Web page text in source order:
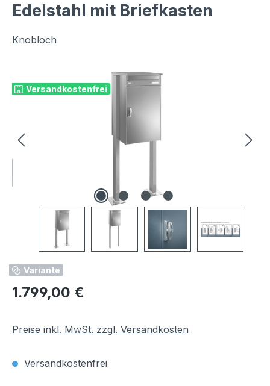
Edelstahl mit Briefkasten
Knobloch
Versandkostenfrei
Variante
Regulärer Preis:
1.799,00 €
Preise inkl. MwSt. zzgl. Versandkosten
Versandkostenfrei